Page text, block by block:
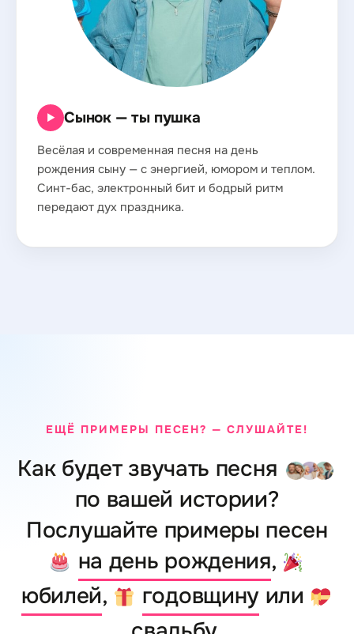
▶ Сынок — ты пушка
Весёлая и современная песня на день
рождения сыну — с энергией, юмором и теплом.
Синт-бас, электронный бит и бодрый ритм
передают дух праздника.
ЕЩЁ ПРИМЕРЫ ПЕСЕН? — СЛУШАЙТЕ!
Как будет звучать песня
по вашей истории?
Послушайте примеры песен
на день рождения,
юбилей, годовщину или